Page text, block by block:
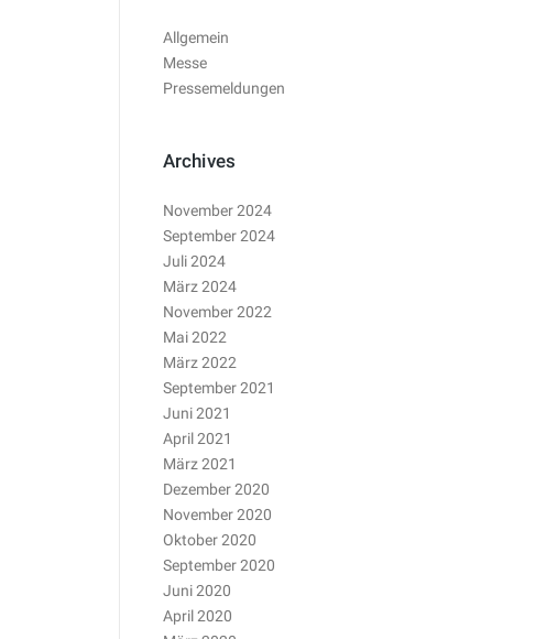
Allgemein
Messe
Pressemeldungen
Archives
November 2024
September 2024
Juli 2024
März 2024
November 2022
Mai 2022
März 2022
September 2021
Juni 2021
April 2021
März 2021
Dezember 2020
November 2020
Oktober 2020
September 2020
Juni 2020
April 2020